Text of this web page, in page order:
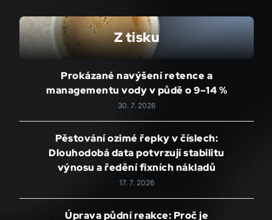
Z tisku
Prokázané navýšení retence a
managementu vody v půdě o 9–14 %
30. 7. 2026
Pěstování ozimé řepky v číslech:
Dlouhodobá data potvrzují stabilitu
výnosu a ředění fixních nákladů
17. 7. 2026
Úprava půdní reakce: Proč je